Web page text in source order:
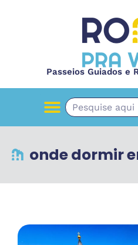
Passeios Guiados e
onde dormir